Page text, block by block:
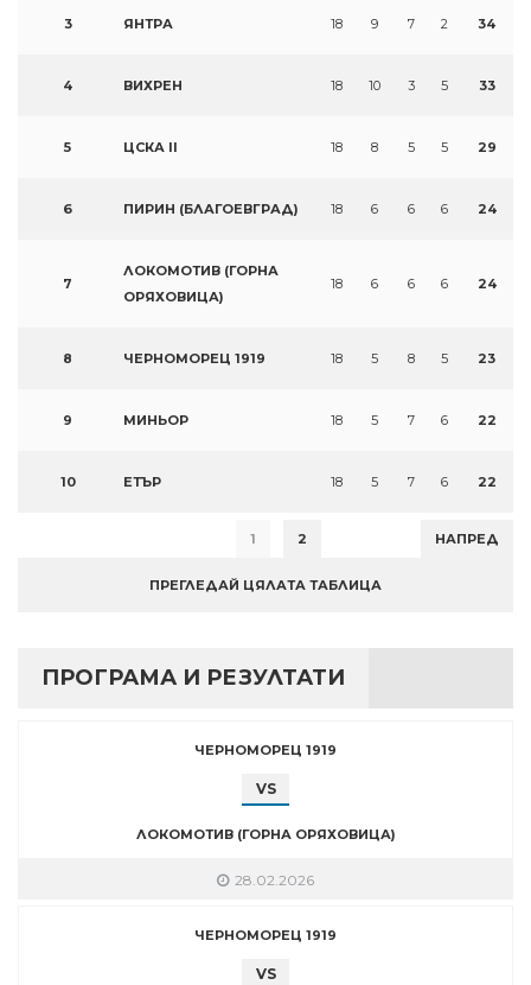
3 ЯНТРА 18 9 7 2 34
4 ВИХРЕН 18 10 3 5 33
5 ЦСКА II 18 8 5 5 29
6 ПИРИН (БЛАГОЕВГРАД) 18 6 6 6 24
7
ЛОКОМОТИВ (ГОРНА
ОРЯХОВИЦА)
18 6 6 6 24
8 ЧЕРНОМОРЕЦ 1919 18 5 8 5 23
9 МИНЬОР 18 5 7 6 22
10 ЕТЪР 18 5 7 6 22
1 2 НАПРЕД
ПРЕГЛЕДАЙ ЦЯЛАТА ТАБЛИЦА
ПРОГРАМА И РЕЗУЛТАТИ
ЧЕРНОМОРЕЦ 1919
VS
ЛОКОМОТИВ (ГОРНА ОРЯХОВИЦА)
28.02.2026
ЧЕРНОМОРЕЦ 1919
VS